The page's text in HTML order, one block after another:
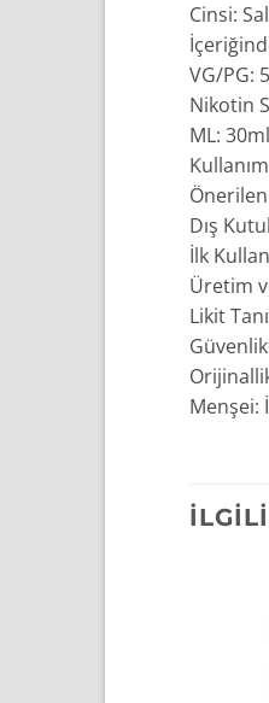
Cinsi:
VG/PG:
Nikotin
ML: 30ml
Önerilen
Dış
İlk
Üretim
Likit
Menşei: